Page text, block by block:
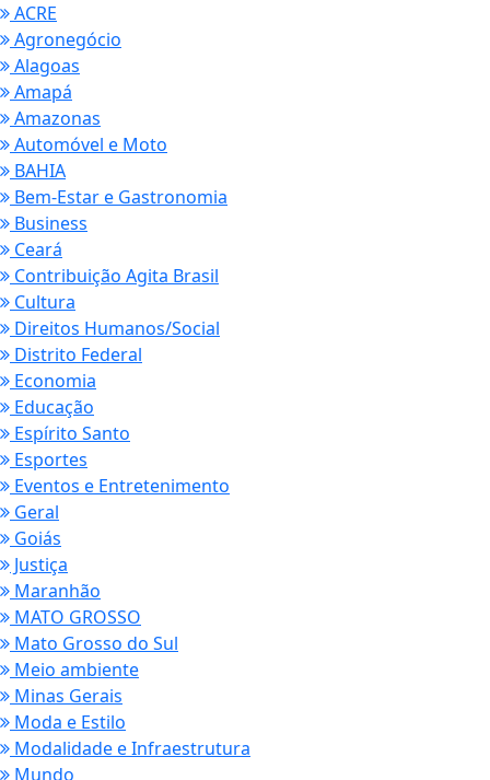
ACRE
Agronegócio
Alagoas
Amapá
Amazonas
Automóvel e Moto
BAHIA
Bem-Estar e Gastronomia
Business
Ceará
Contribuição Agita Brasil
Cultura
Direitos Humanos/Social
Distrito Federal
Economia
Educação
Espírito Santo
Esportes
Eventos e Entretenimento
Geral
Goiás
Justiça
Maranhão
MATO GROSSO
Mato Grosso do Sul
Meio ambiente
Minas Gerais
Moda e Estilo
Modalidade e Infraestrutura
Mundo